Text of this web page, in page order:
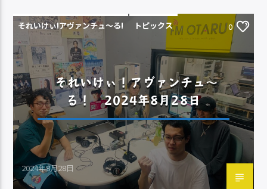
それいけぃ!アヴァンチュ〜る! トピックス 0
それいけぃ！アヴァンチュ～
る！ 2024年8月28日
2024年8月28日